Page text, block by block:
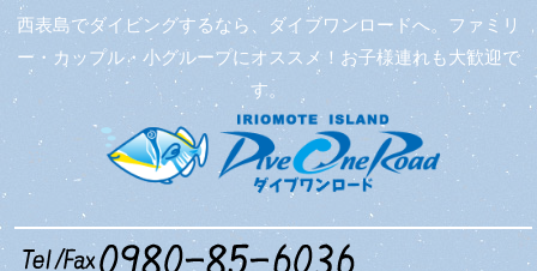
西表島でダイビングするなら、ダイブワンロードへ。ファミリ
ー・カップル・小グループにオススメ！お子様連れも大歓迎で
す。